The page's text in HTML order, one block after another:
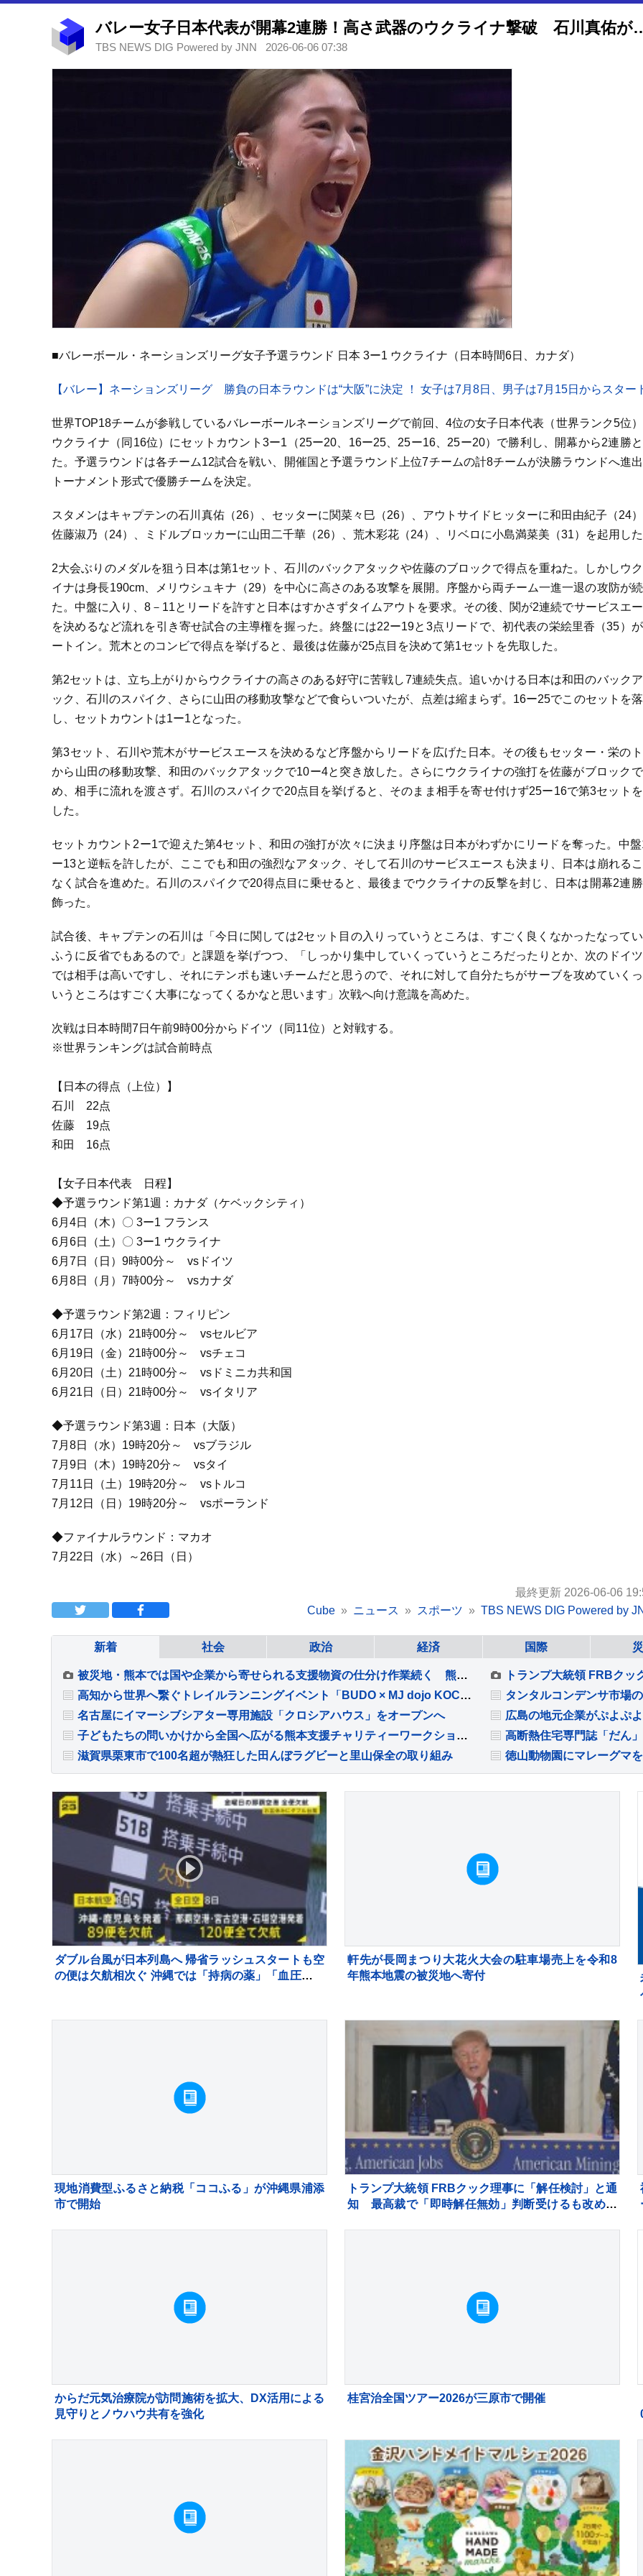
バレー女子日本代表が開幕2連勝！高さ武器のウク
TBS NEWS DIG Powered by JNN 2026-06-06 07:38
■バレーボール・ネーションズリーグ女子予選ラウンド 日本 3ー1 ウクライナ（日本時間6日、カナダ）
【バレー】ネーションズリーグ 勝負の日本ラウンドは“大阪”に決定 ！ 女子は7月8日、男子は7月15日からスター
世界TOP18チームが参戦しているバレーボールネーションズリーグで前回、4位の女子日本代表（世界ランク5位
ウクライナ（同16位）にセットカウント3ー1（25ー20、16ー25、25ー16、25ー20）で勝利し、開幕から2連勝
た。予選ラウンドは各チーム12試合を戦い、開催国と予選ラウンド上位7チームの計8チームが決勝ラウンドへ進
トーナメント形式で優勝チームを決定。
スタメンはキャプテンの石川真佑（26）、セッターに関菜々巳（26）、アウトサイドヒッターに和田由紀子（24
佐藤淑乃（24）、ミドルブロッカーに山田二千華（26）、荒木彩花（24）、リベロに小島満菜美（31）を起用し
2大会ぶりのメダルを狙う日本は第1セット、石川のバックアタックや佐藤のブロックで得点を重ねた。しかしウ
イナは身長190cm、メリウシュキナ（29）を中心に高さのある攻撃を展開。序盤から両チーム一進一退の攻防が
た。中盤に入り、8－11とリードを許すと日本はすかさずタイムアウトを要求。その後、関が2連続でサービスエ
を決めるなど流れを引き寄せ試合の主導権を握った。終盤には22ー19と3点リードで、初代表の栄絵里香（35）
ートイン。荒木とのコンビで得点を挙げると、最後は佐藤が25点目を決めて第1セットを先取した。
第2セットは、立ち上がりからウクライナの高さのある好守に苦戦し7連続失点。追いかける日本は和田のバック
ック、石川のスパイク、さらに山田の移動攻撃などで食らいついたが、点差は縮まらず。16ー25でこのセットを
し、セットカウントは1ー1となった。
第3セット、石川や荒木がサービスエースを決めるなど序盤からリードを広げた日本。その後もセッター・栄の
から山田の移動攻撃、和田のバックアタックで10ー4と突き放した。さらにウクライナの強打を佐藤がブロック
め、相手に流れを渡さず。石川のスパイクで20点目を挙げると、そのまま相手を寄せ付けず25ー16で第3セット
した。
セットカウント2ー1で迎えた第4セット、和田の強打が次々に決まり序盤は日本がわずかにリードを奪った。中
ー13と逆転を許したが、ここでも和田の強烈なアタック、そして石川のサービスエースも決まり、日本は崩れる
なく試合を進めた。石川のスパイクで20得点目に乗せると、最後までウクライナの反撃を封じ、日本は開幕2連
飾った。
試合後、キャプテンの石川は「今日に関しては2セット目の入りっていうところは、すごく良くなかったなって
ふうに反省でもあるので」と課題を挙げつつ、「しっかり集中していくっていうところだったりとか、次のドイ
では相手は高いですし、それにテンポも速いチームだと思うので、それに対して自分たちがサーブを攻めていく
いうところはすごく大事になってくるかなと思います」次戦へ向け意識を高めた。
次戦は日本時間7日午前9時00分からドイツ（同11位）と対戦する。
※世界ランキングは試合前時点
【日本の得点（上位）】
石川 22点
佐藤 19点
和田 16点
【女子日本代表 日程】
◆予選ラウンド第1週：カナダ（ケベックシティ）
6月4日（木）〇 3ー1 フランス
6月6日（土）〇 3ー1 ウクライナ
6月7日（日）9時00分～ vsドイツ
6月8日（月）7時00分～ vsカナダ
◆予選ラウンド第2週：フィリピン
6月17日（水）21時00分～ vsセルビア
6月19日（金）21時00分～ vsチェコ
6月20日（土）21時00分～ vsドミニカ共和国
6月21日（日）21時00分～ vsイタリア
◆予選ラウンド第3週：日本（大阪）
7月8日（水）19時20分～ vsブラジル
7月9日（木）19時20分～ vsタイ
7月11日（土）19時20分～ vsトルコ
7月12日（日）19時20分～ vsポーランド
◆ファイナルラウンド：マカオ
7月22日（水）～26日（日）
最終更新 2026-06-06
Cube
ニュース スポーツ TBS NEWS DIG Powered by
新着 社会 政治 経済 国際
被災地・熊本では国や企業から寄せられる支援物資の仕分け作業続く 熊本地震2回目の週末
高知から世界へ繋ぐトレイルランニングイベント「BUDO × MJ dojo KOCHI TRAIL SESSION 2026」開催
タンタルコンデンサ市場
名古屋にイマーシブシアター専用施設「クロシアハウス」をオープンへ
広島の地元企業がぷよぷ
子どもたちの問いかけから全国へ広がる熊本支援チャリティーワークショップ
高断熱住宅専門誌「だん
滋賀県栗東市で100名超が熱狂した田んぼラグビーと里山保全の取り組み
徳山動物園にマレーグマ
ダブル台風が日本列島へ 帰省ラッシュスタートも空
の便は欠航相次ぐ 沖縄では「持病の薬」「血圧測定
軒先が長岡まつり大花火大会の駐車場売上を令和8
年熊本地震の被災地へ寄付
現地消費型ふるさと納税「ココふる」が沖縄県浦添
市で開始
トランプ大統領 FRBクック理事に「解任検討」と通
知 最高裁で「即時解任無効」判断受けるも改めて
からだ元気治療院が訪問施術を拡大、DX活用による
見守りとノウハウ共有を強化
桂宮治全国ツアー2026が三原市で開催